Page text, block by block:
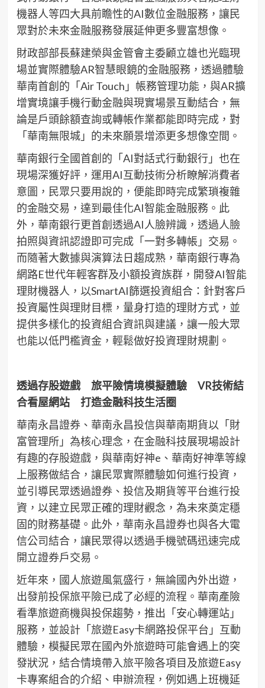
機器人等四大具前瞻性的AI數位金融服務，讓民
眾對於未來金融服務發展延伸更多豐富想像。
財政部部長蘇建榮與金管會主委顧立雄也光臨現
場並實際體驗AR智慧眼鏡的金融服務，透過體驗
華南首創的「Air Touch」帳務管理功能，與AR擴
增實境讓手機行動金融與現實場景互動結合，無
論是戶頭餘額查詢或轉帳作業都能即時完成，對
「華南無限城」的未來願景增添更多想像空間。
華南銀行全國首創的「AI對話式行動銀行」也在
現場深獲好評，運用AI互動技術分析瞭解消費者
意圖，民眾只要用說的，便能即時完成繁瑣複雜
的金融交易，達到最佳化AI智能金融服務。此
外，華南銀行更首創透過AI人臉辨識，透過人臉
拍照與資訊認證即可完成「一對多轉帳」交易。
而隨著大數據與演算法日趨成熟，華南銀行專為
網路E世代年輕客群及小額投資族群，開發AI智能
理財機器人，以SmartAI篩選投資組合：針對客戶
投資屬性與理財目標，量身打造的理財方式，並
提供多樣化的投資組合資訊與建議，讓一般大眾
也能以低門檻資金，輕鬆做好投資理財規劃。
透過存股遊戲 旅平險情境模擬體驗 VR技術結
合看屋網站 打造金融科技生活圈
華南永昌證券、華南永昌投信與華南期貨以「財
富管理所」為核心理念，在金融科技展現場設計
有趣的存股遊戲，與華南好神e、華南好神準等線
上服務做結合，讓民眾實際體驗如何進行投資，
並引導民眾透過證券、投信及期貨等平台進行投
資，以建立民眾正確的理財觀念，為未來奠定穩
固的財務基礎。此外，華南永昌證券也與各大電
信公司結合，讓民眾得以透過手機號碼迅速完成
開立證券戶交易。
近年來，國人旅遊風氣盛行，無論國內外出遊，
出發前投保旅平險已成了必經的流程。華南產險
看準旅遊商機與投保趨勢，推出「安心轉運站」
服務，並設計「旅遊Easy卡網路投保平台」互動
體驗，模擬民眾在國內外旅遊時可能會遇上的突
發狀況，結合情境帶入旅平險各項目及旅遊Easy
卡專案組合的介紹、申辦流程，例如遇上班機延